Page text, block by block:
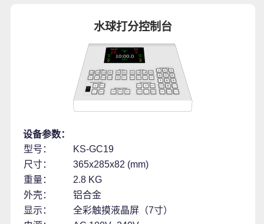
水球打分控制台
设备参数：
型号：
KS-GC19
尺寸：
365x285x82 (mm)
重量：
2.8 KG
外壳：
铝合金
显示：
全彩触摸液晶屏（7寸）